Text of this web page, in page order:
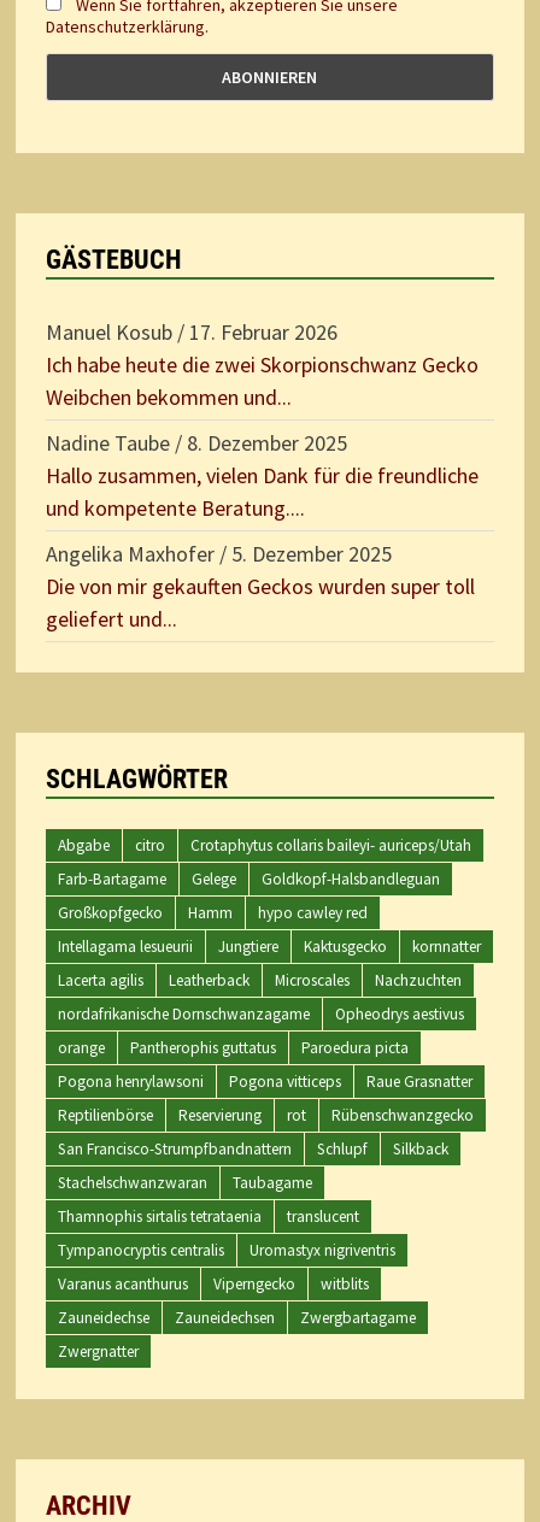
Wenn Sie fortfahren, akzeptieren Sie unsere
Datenschutzerklärung.
GÄSTEBUCH
Manuel Kosub/ 17. Februar 2026
Ich habe heute die zwei Skorpionschwanz Gecko
Weibchen bekommen und...
Nadine Taube/ 8. Dezember 2025
Hallo zusammen, vielen Dank für die freundliche
und kompetente Beratung....
Angelika Maxhofer/ 5. Dezember 2025
Die von mir gekauften Geckos wurden super toll
geliefert und...
SCHLAGWÖRTER
Abgabe citro
Crotaphytus collaris baileyi- auriceps/Utah
Farb-Bartagame
Gelege
Goldkopf-Halsbandleguan
Großkopfgecko
Hamm
hypo cawley red
Intellagama lesueurii
Jungtiere Kaktusgecko
kornnatter
Lacerta agilis
Leatherback Microscales
Nachzuchten
nordafrikanische Dornschwanzagame
Opheodrys aestivus
orange
Pantherophis guttatus
Paroedura picta
Pogona henrylawsoni
Pogona vitticeps
Raue Grasnatter
Reptilienbörse
Reservierung rot
Rübenschwanzgecko
San Francisco-Strumpfbandnattern
Schlupf
Silkback
Stachelschwanzwaran
Taubagame
Thamnophis sirtalis tetrataenia
translucent
Tympanocryptis centralis
Uromastyx nigriventris
Varanus acanthurus
Viperngecko
witblits
Zauneidechse
Zauneidechsen
Zwergbartagame
Zwergnatter
ARCHIV